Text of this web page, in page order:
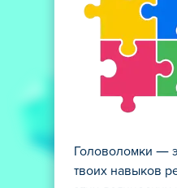
Головоломки —
твоих навыков